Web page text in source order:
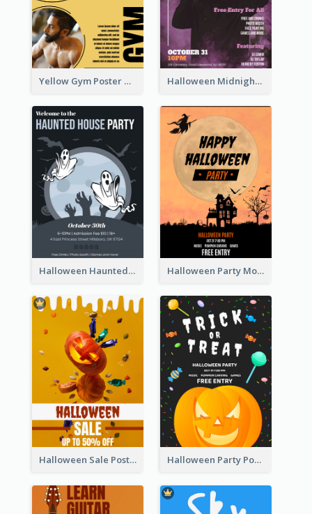
Yellow Gym Poster With Photos Halloween Midnight Party Poster
Halloween Haunted House Party Poster Halloween Party Moon Photo Poster
Halloween Sale Poster Halloween Party Poster